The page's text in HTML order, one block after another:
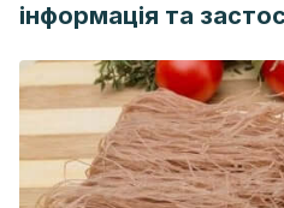
інформація та